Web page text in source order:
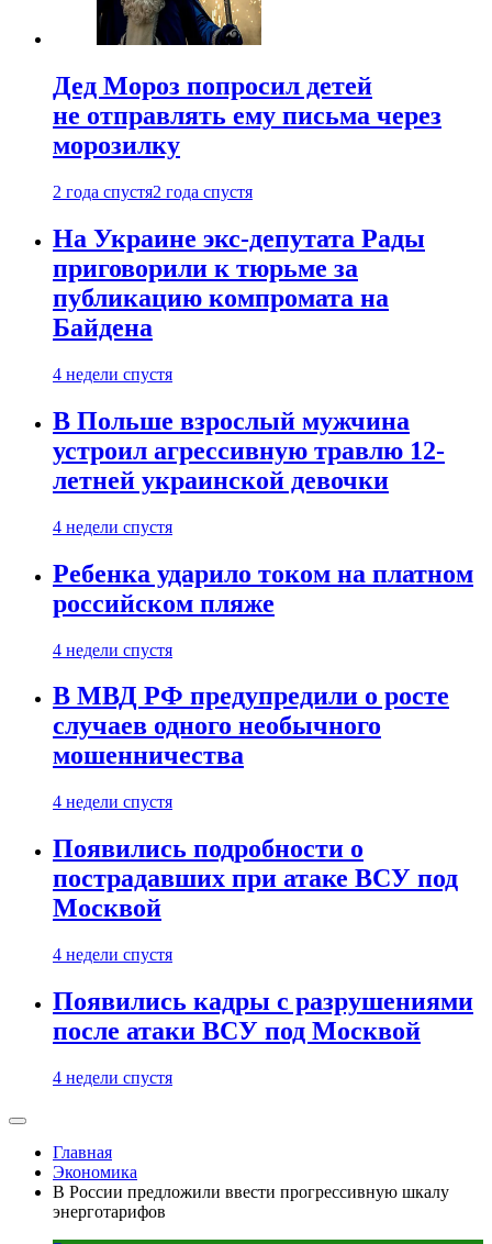
Дед Мороз попросил детей
не отправлять ему письма через
морозилку
2 года спустя2 года спустя
На Украине экс-депутата Рады
приговорили к тюрьме за
публикацию компромата на
Байдена
4 недели спустя
В Польше взрослый мужчина
устроил агрессивную травлю 12-
летней украинской девочки
4 недели спустя
Ребенка ударило током на платном
российском пляже
4 недели спустя
В МВД РФ предупредили о росте
случаев одного необычного
мошенничества
4 недели спустя
Появились подробности о
пострадавших при атаке ВСУ под
Москвой
4 недели спустя
Появились кадры с разрушениями
после атаки ВСУ под Москвой
4 недели спустя
Главная
Экономика
В России предложили ввести прогрессивную шкалу
энерготарифов